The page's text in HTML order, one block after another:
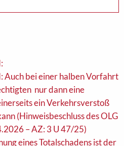
Auch bei einer halben Vorfahrt
nur dann eine
ein Verkehrsverstoß
(Hinweisbeschluss des OLG
– AZ: 3 U 47/25)
eines Totalschadens ist der